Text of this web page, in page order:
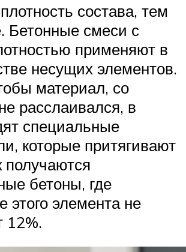
состава, тем
Бетонные смеси с
применяют в
несущих элементов.
материал, со
расслаивался, в
специальные
которые притягивают
получаются
бетоны, где
этого элемента не
12%.